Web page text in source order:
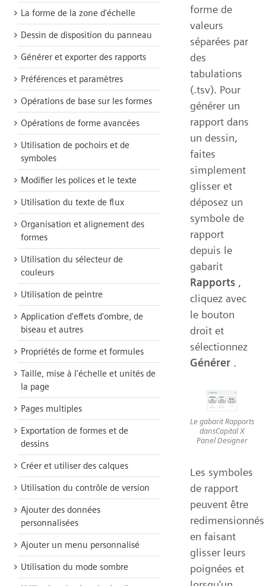
La forme de la zone d'échelle
Dessin de disposition du panneau
Générer et exporter des rapports
Préférences et paramètres
Opérations de base sur les formes
Opérations de forme avancées
Utilisation de pochoirs et de
symboles
Modifier les polices et le texte
Utilisation du texte de flux
Organisation et alignement des
formes
Utilisation du sélecteur de
couleurs
Utilisation de peintre
Application d'effets d'ombre, de
biseau et autres
Propriétés de forme et formules
Taille, mise à l'échelle et unités de
la page
Pages multiples
Exportation de formes et de
dessins
Créer et utiliser des calques
Utilisation du contrôle de version
Ajouter des données
personnalisées
Ajouter un menu personnalisé
Utilisation du mode sombre
forme de
valeurs
séparées par
des
tabulations
(.tsv). Pour
générer un
rapport dans
un dessin,
faites
simplement
glisser et
déposez un
symbole de
rapport
depuis le
gabarit
Rapports ,
cliquez avec
le bouton
droit et
sélectionnez
Générer .
Le gabarit Rapports
dansCapital X
Panel Designer
Les symboles
de rapport
peuvent être
redimensionnés
en faisant
glisser leurs
poignées et